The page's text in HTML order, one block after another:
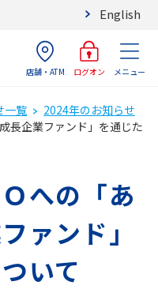
English
店舗・ATM ログオン メニュー
一覧
2024年のお知らせ
長企業ファンド」を通じた
への「あ
ァンド」
いて